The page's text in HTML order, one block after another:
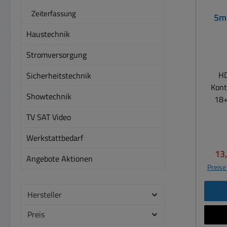
Zeiterfassung
Haustechnik
Stromversorgung
Sicherheitstechnik
Showtechnik
TV SAT Video
Werkstattbedarf
Angebote Aktionen
Hersteller
Preis
Kontakte